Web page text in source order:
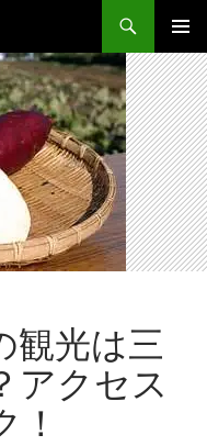
メインメ
ニュー
観光は三
アクセス
！